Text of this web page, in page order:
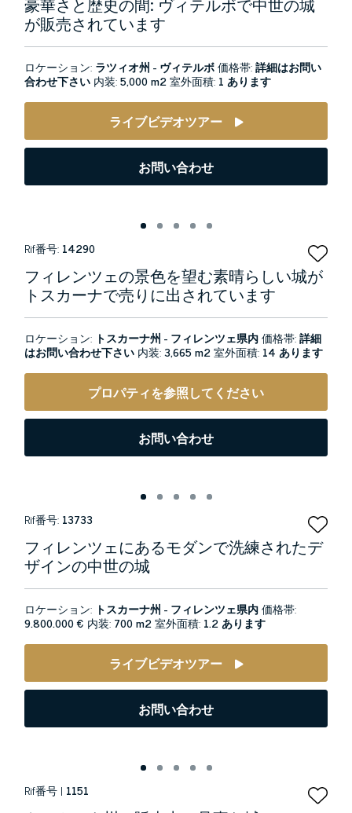
豪華さと歴史の間: ヴィテルボで中世の城
が販売されています
ロケーション: ラツィオ州 - ヴィテルボ価格帯:詳細はお問い
合わせ下さい 内装:5,000 m2室外面積: 1 あります
ライブビデオツアー
お問い合わせ
Rif番号: 14290
フィレンツェの景色を望む素晴らしい城が
トスカーナで売りに出されています
ロケーション: トスカーナ州 - フィレンツェ県内価格帯:詳細
はお問い合わせ下さい 内装:3,665 m2室外面積: 14 あります
プロパティを参照してください
お問い合わせ
Rif番号: 13733
フィレンツェにあるモダンで洗練されたデ
ザインの中世の城
ロケーション: トスカーナ州 - フィレンツェ県内価格帯:
9.800.000 € 内装: 700 m2室外面積: 1.2 あります
ライブビデオツアー
お問い合わせ
Rif番号 | 1151